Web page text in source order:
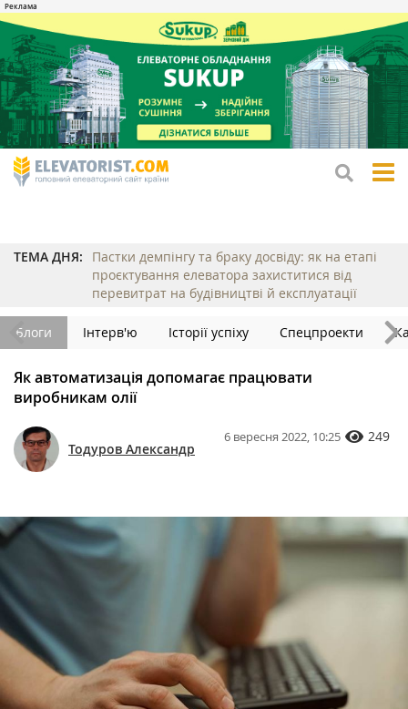
ТЕМА ДНЯ:
Пастки демпінгу та браку досвіду: як на етапі
проєктування елеватора захиститися від
перевитрат на будівництві й експлуатації
Блоги Інтерв'ю Історії успіху Спецпроекти
Як автоматизація допомагає працювати
виробникам олії
Тодуров Александр
6 вересня 2022, 10:25 249